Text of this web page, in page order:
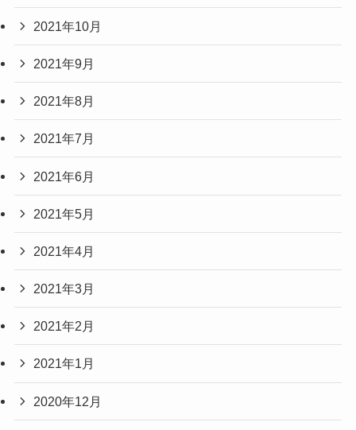
2021年10月
2021年9月
2021年8月
2021年7月
2021年6月
2021年5月
2021年4月
2021年3月
2021年2月
2021年1月
2020年12月